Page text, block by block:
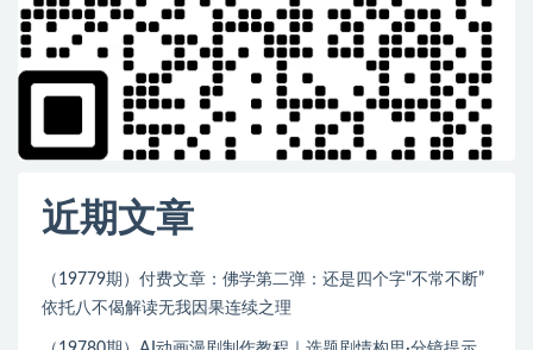
近期文章
（19779期）付费文章：佛学第二弹：还是四个字“不常不断”
依托八不偈解读无我因果连续之理